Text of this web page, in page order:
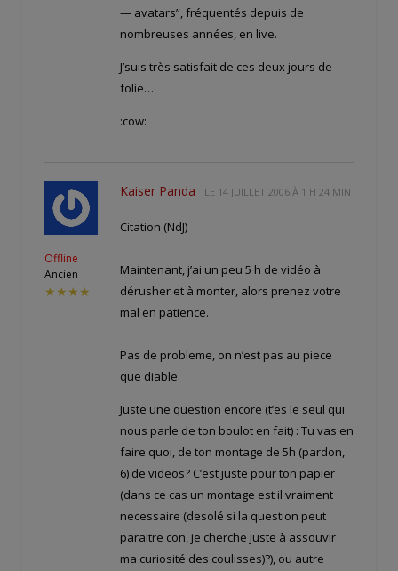
— avatars”, fréquentés depuis de
nombreuses années, en live.
J’suis très satisfait de ces deux jours de
folie…
:cow:
Offline
Ancien
★★★★
Kaiser Panda LE 14 JUILLET 2006 À 1 H 24 MIN
Citation (NdJ)
Maintenant, j’ai un peu 5 h de vidéo à
dérusher et à monter, alors prenez votre
mal en patience.
Pas de probleme, on n’est pas au piece
que diable.
Juste une question encore (t’es le seul qui
nous parle de ton boulot en fait) : Tu vas en
faire quoi, de ton montage de 5h (pardon,
6) de videos? C’est juste pour ton papier
(dans ce cas un montage est il vraiment
necessaire (desolé si la question peut
paraitre con, je cherche juste à assouvir
ma curiosité des coulisses)?), ou autre